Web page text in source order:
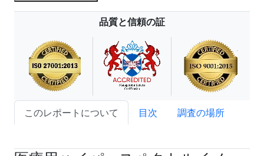
品質と信頼の証
このレポートについて 目次
調査の場所